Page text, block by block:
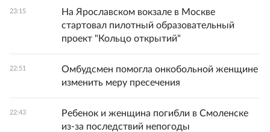
23:15
На Ярославском вокзале в Москве
стартовал пилотный образовательный
проект "Кольцо открытий"
22:51
Омбудсмен помогла онкобольной женщине
изменить меру пресечения
22:43
Ребенок и женщина погибли в Смоленске
из-за последствий непогоды